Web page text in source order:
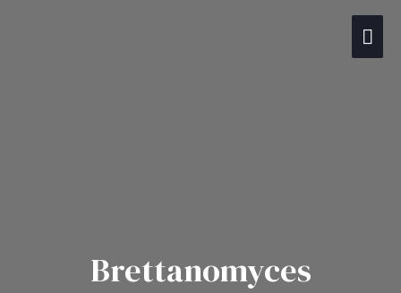
Brettanomyces